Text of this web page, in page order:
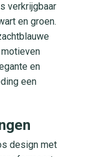
verkrijgbaar
en groen.
en
een
design met